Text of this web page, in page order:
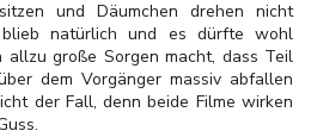
und Däumchen drehen nicht
natürlich und es dürfte wohl
allzu große Sorgen macht, dass Teil
dem Vorgänger massiv abfallen
der Fall, denn beide Filme wirken